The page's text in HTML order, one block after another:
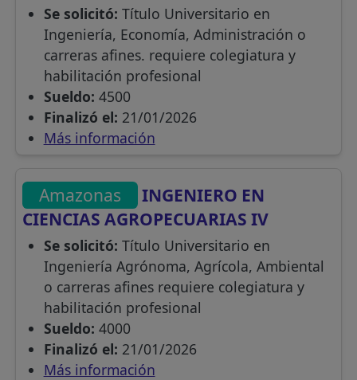
Se solicitó: Título Universitario en
Ingeniería, Economía, Administración o
carreras afines. requiere colegiatura y
habilitación profesional
Sueldo: 4500
Finalizó el: 21/01/2026
Más información
Amazonas
INGENIERO EN
CIENCIAS AGROPECUARIAS IV
Se solicitó: Título Universitario en
Ingeniería Agrónoma, Agrícola, Ambiental
o carreras afines requiere colegiatura y
habilitación profesional
Sueldo: 4000
Finalizó el: 21/01/2026
Más información